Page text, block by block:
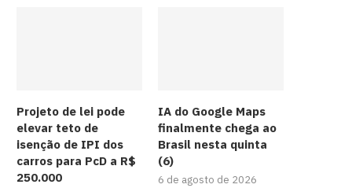
Projeto de lei pode
elevar teto de
isenção de IPI dos
carros para PcD a R$
250.000
IA do Google Maps
finalmente chega ao
Brasil nesta quinta
(6)
6 de agosto de 2026